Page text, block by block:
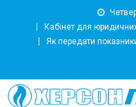
Кабінет для
Як передати
АТ
Підприємство з розподілу